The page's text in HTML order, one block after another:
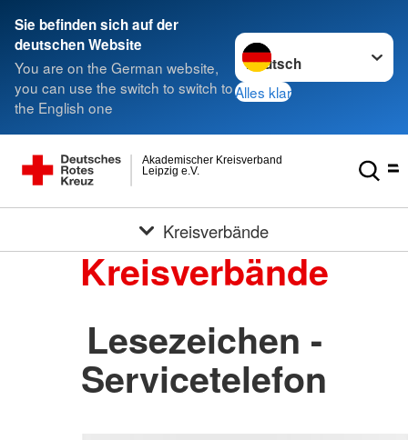
Sie befinden sich auf der
deutschen Website
You are on the German website,
you can use the switch to switch to
the English one
Sprache wechseln zu
Alles klar
Leipzig e.V.
Akademischer Kreisverband
Kreisverbände
Kreisverbände
Lesezeichen -
Servicetelefon